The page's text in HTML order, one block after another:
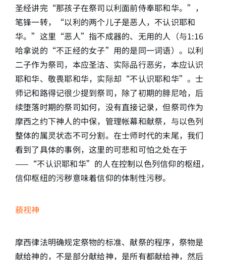
圣经讲完“那孩子在祭司以利面前侍奉耶和华。”，
笔锋一转，“以利的两个儿子是恶人，不认识耶和
华。”这里“恶人”指不成器的、无用的人（与1:16
哈拿说的“不正经的女子”用的是同一词语）。以利
二子作为祭司，本应圣洁、实际品行恶劣，本应认识
耶和华、敬畏耶和华，实际却“不认识耶和华”。士
师记和路得记很少提到祭司，除了初期的腓尼哈，后
续堕落时期的祭司如何，没有直接记录，但祭司作为
摩西之约下神人的中保，管理帐幕和献祭，与以色列
整体的属灵状态不可分割。在士师时代的末尾，我们
看到了具体的事例，这里的可悲和可怕之处在于
——“不认识耶和华”的人在控制以色列信仰的枢纽，
信仰枢纽的污秽意味着信仰的体制性污秽。
藐视神
摩西律法明确规定祭物的标准、献祭的程序，祭物是
献给神的，不是部分献给神，是所有都献给神，然后